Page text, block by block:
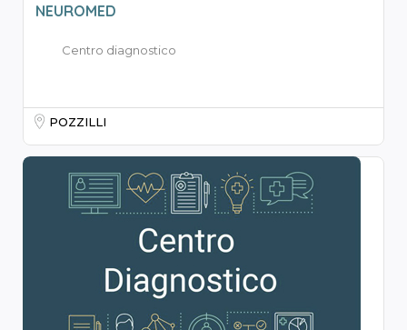
NEUROMED
Centro diagnostico
POZZILLI